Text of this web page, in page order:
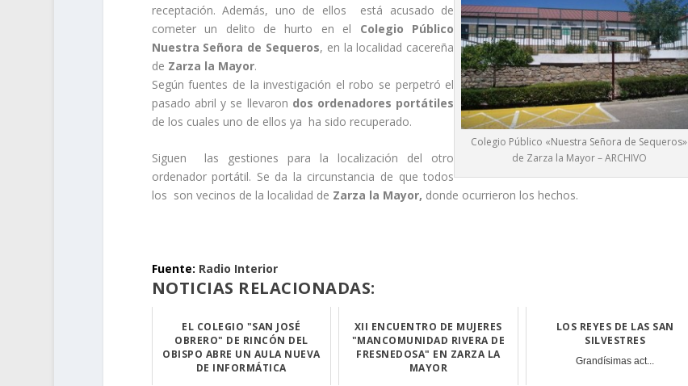
Colegio Público «Nuestra Señora de Sequeros»
de Zarza la Mayor – ARCHIVO
receptación. Además, uno de ellos está acusado de
cometer un delito de hurto en el Colegio Público
Nuestra Señora de Sequeros, en la localidad cacereña
de Zarza la Mayor.
Según fuentes de la investigación el robo se perpetró el
pasado abril y se llevaron dos ordenadores portátiles
de los cuales uno de ellos ya ha sido recuperado.
Siguen las gestiones para la localización del otro
ordenador portátil. Se da la circunstancia de que todos
los son vecinos de la localidad de Zarza la Mayor, donde ocurrieron los hechos.
Fuente: Radio Interior
NOTICIAS RELACIONADAS:
EL COLEGIO "SAN JOSÉ
OBRERO" DE RINCÓN DEL
OBISPO ABRE UN AULA NUEVA
DE INFORMÁTICA
XII ENCUENTRO DE MUJERES
"MANCOMUNIDAD RIVERA DE
FRESNEDOSA" EN ZARZA LA
MAYOR
LOS REYES DE LAS SAN
SILVESTRES
Grandísimas act...